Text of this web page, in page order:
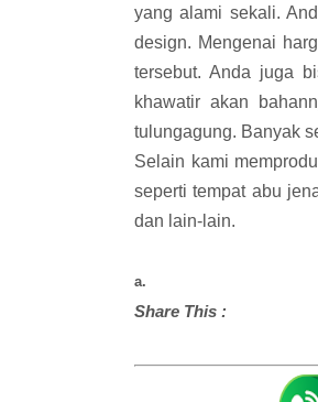
yang alami sekali.
design. Mengenai
tersebut. Anda juga
khawatir akan
tulungagung. Banyak
Selain kami
seperti tempat abu
dan lain-lain.
a.
Share This :